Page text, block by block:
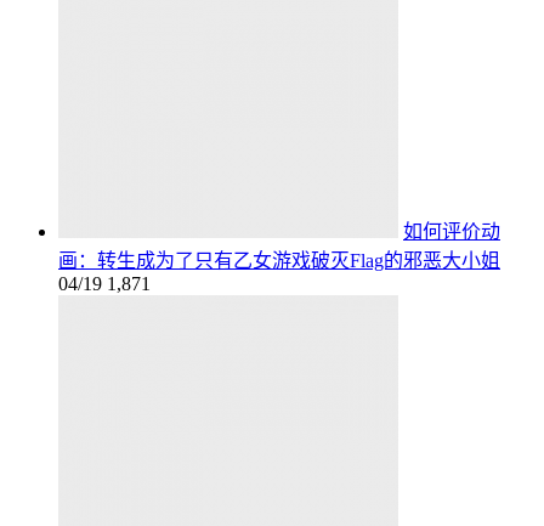
如何评价动
画：转生成为了只有乙女游戏破灭Flag的邪恶大小姐
04/19 1,871